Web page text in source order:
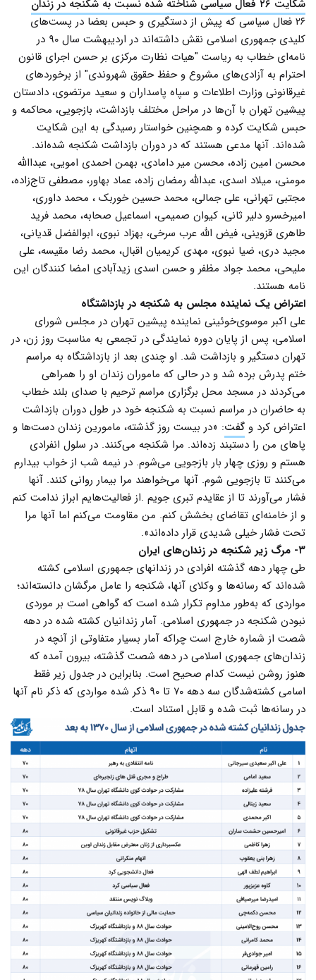
شکایت ۲۶ فعال سیاسی شناخته شده نسبت به شکنجه در زندان
۲۶ فعال سیاسی که پیش از دستگیری و حبس بعضا در پست‌های
کلیدی جمهوری اسلامی نقش داشته‌اند در اردیبهشت سال ۹۰ در
نامه‌ای خطاب به ریاست "هیات نظارت مرکزی بر حسن اجرای قانون
احترام به آزادی‌های مشروع و حفظ حقوق شهروندی" از برخوردهای
غیرقانونی وزارت اطلاعات و سپاه پاسداران و سعید مرتضوی، دادستان
پیشین تهران با آن‌ها در مراحل مختلف بازداشت، بازجویی، محاکمه و
حبس شکایت کرده و همچنین خواستار رسیدگی به این شکایت
شده‌اند. آنها مدعی هستند که در دوران بازداشت شکنجه شده‌اند.
محسن امین زاده، محسن میر دامادی، بهمن احمدی امویی، عبداالله
مومنی، میلاد اسدی، عبدالله رمضان زاده، عماد بهاور، مصطفی تاج‌زاده،
مجتبی تهرانی، علی جمالی، محمد حسین خوربک ، محمد داوری،
امیرخسرو دلیر ثانی، کیوان صمیمی، اسماعیل صحابه، محمد فرید
طاهری قزوینی، فیض الله عرب سرخی، بهزاد نبوی، ابوالفضل قدیانی،
مجید دری، ضیا نبوی، مهدی کریمیان اقبال، محمد رضا مقیسه، علی
ملیحی، محمد جواد مظفر و حسن اسدی زیدآبادی امضا کنندگان این
نامه هستند.
اعتراض یک نماینده مجلس به شکنجه در بازداشتگاه
علی اکبر موسوی‌خوئینی نماینده پیشین تهران در مجلس شورای
اسلامی، پس از پایان دوره نمایندگی در تجمعی به مناسبت روز زن، در
تهران دستگیر و بازداشت شد. او چندی بعد از بازداشتگاه به مراسم
ختم پدرش برده شد و در حالی که ماموران زندان او را همراهی
می‌کردند در مسجد محل برگزاری مراسم ترحیم با صدای بلند خطاب
به حاضران در مراسم نسبت به شکنجه خود در طول دوران بازداشت
اعتراض کرد و گفت: «در بیست روز گذشته، مامورین زندان دست‌ها و
پاهای من را دستبند زده‌اند. مرا شکنجه می‌کنند. در سلول انفرادی
هستم و روزی چهار بار بازجویی می‌شوم. در نیمه شب از خواب بیدارم
می‌کنند تا بازجویی شوم. آنها می‌خواهند مرا بیمار روانی کنند. آنها
فشار می‌آورند تا از عقایدم تبری جویم .از فعالیت‌هایم ابراز ندامت کنم
و از خامنه‌ای تقاضای بخشش کنم. من مقاومت می‌کنم اما آنها مرا
تحت فشار خیلی شدیدی قرار داده‌اند».
۳- مرگ زیر شکنجه در زندان‌های ایران
طی چهار دهه گذشته افرادی در زندانهای جمهوری اسلامی کشته
شده‌اند که رسانه‌ها و وکلای آنها، شکنجه را عامل مرگشان دانسته‌اند؛
مواردی که به‌طور مداوم تکرار شده است که گواهی است بر موردی
نبودن شکنجه در جمهوری اسلامی. آمار زندانیان کشته شده در دهه
شصت از شماره خارج است چراکه آمار بسیار متفاوتی از آنچه در
زندان‌های جمهوری اسلامی در دهه شصت گذشته، بیرون آمده که
هنوز روشن نیست کدام صحیح است. بنابراین در جدول زیر فقط
اسامی کشته‌شدگان سه دهه ۷۰ تا ۹۰ ذکر شده مواردی که ذکر نام آنها
در رسانه‌ها ثبت شده و قابل استناد است.